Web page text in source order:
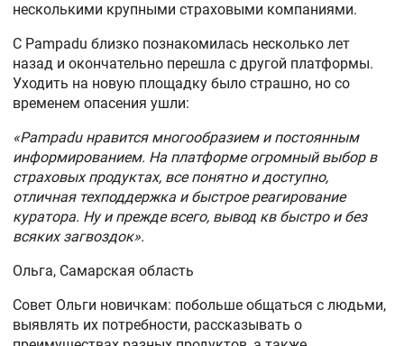
несколькими крупными страховыми компаниями.
С Pampadu близко познакомилась несколько лет
назад и окончательно перешла с другой платформы.
Уходить на новую площадку было страшно, но со
временем опасения ушли:
«Pampadu нравится многообразием и постоянным
информированием. На платформе огромный выбор в
страховых продуктах, все понятно и доступно,
отличная техподдержка и быстрое реагирование
куратора. Ну и прежде всего, вывод кв быстро и без
всяких загвоздок».
Ольга, Самарская область
Совет Ольги новичкам: побольше общаться с людьми,
выявлять их потребности, рассказывать о